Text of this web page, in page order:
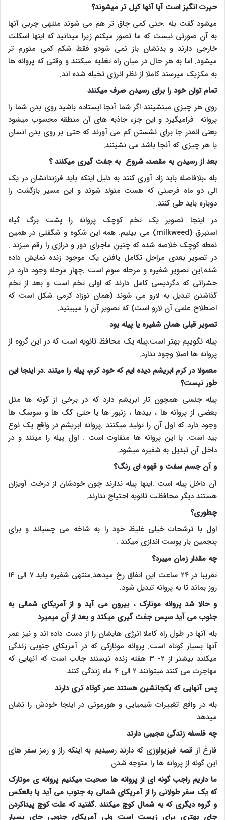
حیرت انگیز است آیا آنها کپل تر میشوند؟
میشود گفت بله .حتی کمی چاق تر هم می شوند منتهی چربی آنها
به آن صورتی نیست که ما تصور میکنم زیرا میدانید که اینها اسکلت
خارجی دارند و بدنشان باز نمی شودو فقط شکم کمی متورم تر
میشود. اما به هر حال در میان راه تغذیه میکنند و وقتی که پروانه ها
به مکزیک میرسند کاملا از نظر انرژی تخیله شده اند.
تمام توان خود را برای رسیدن صرف میکنند
روی هر چیزی مینشینند اگر شما آنجا ایستاده باشید روی بدن شما را
پروانه فرامیگیرد و این جزء جاذبه های آن منطقه محسوب میشود
یعنی انقدر جا برای نشستن کم می آورند که حتی بر روی بدن انسان
یا هر چیزی که آنجا باشد می نشینند.
بعد از رسیدن به مقصد، شروع به جفت گیری میکنند؟
بله ،بلافاصله باید زاد آوری کنند به دلیل اینکه باید فرزندانشان در یک
الی دو ماه فرصتی که هست متولد شوند و این مسیر بازگشت را
دوباره باید طی کنند.
در اینجا تصویر یک تخم کوچک پروانه را پشت برگ گیاه
استبرق (milkweed) می بینیم. همه این شکوه و شگفتی در همین
نقطه کوچک خلاصه شده که چنین ماجرای دور و درازی را رقم میزند .
در تصویر بعدی مراحل تکامل یافتن یک موجود زنده نمایش داده
شده.این تصویر شفیره و مرحله سوم است .چهار مرحله وجود دارد در
حشراتی که دگردیسی کامل دارند که اولی تخم است و بعد از تخم
گذاشتن تبدیل به لارو می شوند (همان نوزاد کرمی شکل است که
اصطلاح علمی آن لارو است) که تصویر آن را میبینید.
تصویر قبلی همان شفیره یا پیله بود
پیله نگوییم بهتر است.پیله یک محافظ ثانویه است که در این گروه از
پروانه ها اصلا وجود ندارد.
معمولا در کرم ابریشم دیده ایم که خود کرم، پیله را میتند .در اینجا این
طور نیست؟
پیله جنسی همچون تار ابریشم دارد که در برخی از گونه ها مثل
بعضی از پروانه ها ، بیدها ، زنبور ها یا حتی کک ها و سوسک ها
وجود دارد که اول آن را تولید میکنند .پروانه ابریشم در واقع یک نوع
بید است. با این پروانه ها متفاوت است . اول پیله را میتند و در
داخل آن تبدیل به شفیره میشود.
و آن جسم سفت و قهوه ای رنگ؟
آن داخل پیله است .اینها پیله ندارند چون خودشان از درخت آویزان
هستند دیگر محافظت ثانویه احتیاج ندارند.
چطوری؟
اول با ترشحات خیلی غلیظ خود را به شاخه می چسباند و برای
پنجمین بار پوست اندازی میکند .
چه مقدار زمان میبرد؟
تقریبا در ۲۴ ساعت این اتفاق رخ میدهد.منتهی شفیره باید ۷ الی ۱۴
روز بماند تا به پروانه تبدیل شود.
و حالا شد پروانه مونارک ، بیرون می آید و از آمریکای شمالی به
جنوب می آید سپس جفت گیری میکند و بعد از آن میمیرد
بله آنها در طول راه کاملا انرژی هایشان را از دست داده اند و نیز عمر
آنها بسیار کوتاه است. پروانه مونارکی که در آمریکای جنوبی زندگی
میکنند بیشتر از ۲- ۳ هفته زنده نیستند جالب است که آنهایی که
مهاجرت می کنند میتوانند ۲ الی ۴ ماه زندگی کنند
پس آنهایی که یکجانشین هستند عمر کوتاه تری دارند
بله در واقع تغییرات شیمیایی و هورمونی در اینجا خودش را نشان
میدهد
چه فلسفه زندگی عجیبی دارند
فارغ از قصه فیزیولوژی که دارند رسیدیم به اینکه راز و رمز سفر های
این گونه از پروانه ها را متوجه شدن
ما داریم راجب گونه ای از پروانه ها صحبت میکنیم پروانه ی مونارک
که یک سفر طولانی را از آمریکای شمالی به جنوب می آید یا بالعکس
و گروه دیگری که به شمال کوچ میکنند .گفتید که علت کوچ پیداکردن
جای بهتری برای زیست است ولی آمریکای جنوبی جای بسیار